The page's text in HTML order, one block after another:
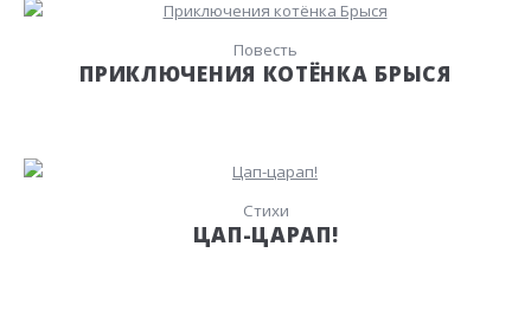
Повесть
ПРИКЛЮЧЕНИЯ КОТЁНКА БРЫСЯ
Стихи
ЦАП-ЦАРАП!